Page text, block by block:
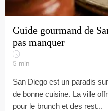
Guide gourmand de
pas manquer
5 min
San Diego est un paradis
de bonne cuisine. La ville
pour le brunch et des rest...